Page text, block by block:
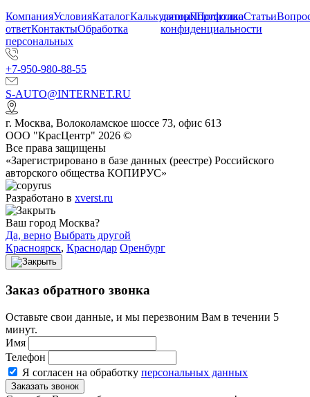
КомпанияУсловияКаталогКалькуляторПортфолиоСтатьи
ответКонтактыОбработка
персональных
данныхПолитика
конфиденциальности
+7-950-980-88-55
S-AUTO@INTERNET.RU
г. Москва, Волоколамское шоссе 73, офис 613
ООО "КрасЦентр" 2026 ©
Все права защищены
«Зарегистрировано в базе данных (реестре) Российского
авторского общества КОПИРУС»
Разработано в xverst.ru
Ваш город Москва?
Да, верно Выбрать другой
Красноярск, Краснодар Оренбург
Заказ обратного звонка
Оставьте свои данные, и мы перезвоним Вам в течении 5
минут.
Имя
Телефон
Я согласен на обработку персональных данных